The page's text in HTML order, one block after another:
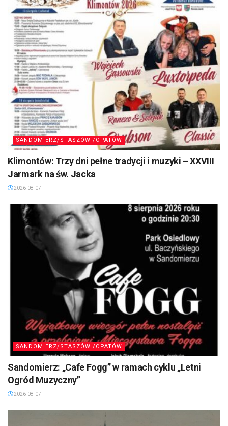
SANDOMIERZ/STASZÓW /OPATÓW
Klimontów: Trzy dni pełne tradycji i muzyki – XXVIII
Jarmark na św. Jacka
2026-08-07
SANDOMIERZ/STASZÓW /OPATÓW
Sandomierz: „Cafe Fogg” w ramach cyklu „Letni
Ogród Muzyczny”
2026-08-07